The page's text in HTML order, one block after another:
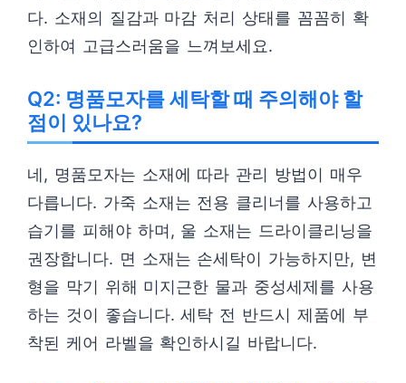
다. 소재의 질감과 마감 처리 상태를 꼼꼼히 확
인하여 고급스러움을 느껴보세요.
Q2: 명품모자를 세탁할 때 주의해야 할
점이 있나요?
네, 명품모자는 소재에 따라 관리 방법이 매우
다릅니다. 가죽 소재는 전용 클리너를 사용하고
습기를 피해야 하며, 울 소재는 드라이클리닝을
권장합니다. 면 소재는 손세탁이 가능하지만, 변
형을 막기 위해 미지근한 물과 중성세제를 사용
하는 것이 좋습니다. 세탁 전 반드시 제품에 부
착된 케어 라벨을 확인하시길 바랍니다.